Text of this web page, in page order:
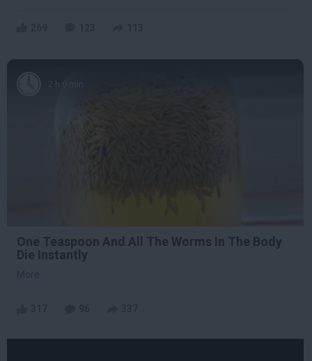
One Teaspoon And All The Worms In The Body
Die Instantly
More